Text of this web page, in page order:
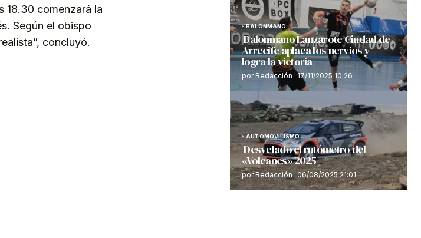
18.30 comenzará la
Según el obispo
concluyó.
BALONMANO
Balonmano Lanzarote Ciudad de
Arrecife aplaca los nervios y
logra la victoria
por Redacción 17/11/2025 10:26
AUTOMOVILISMO
Desvelado el rutómetro del
«Volcanes» 2025
por Redacción 06/08/2025 21:01